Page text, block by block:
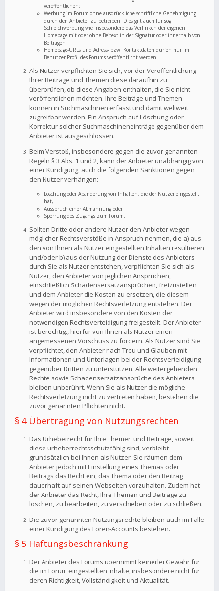
veröffentlichen;
Werbung im Forum ohne ausdrückliche schriftliche Genehmigung
durch den Anbieter zu betreiben. Dies gilt auch für sog.
Schleichwerbung wie insbesondere das Verlinken der eigenen
Homepage mit oder ohne Beitext in der Signatur oder innerhalb von
Beiträgen.
Homepage-URLs und Adress- bzw. Kontaktdaten dürfen nur im
Benutzer-Profil des Forums veröffentlicht werden.
Als Nutzer verpflichten Sie sich, vor der Veröffentlichung
Ihrer Beiträge und Themen diese daraufhin zu
überprüfen, ob diese Angaben enthalten, die Sie nicht
veröffentlichen möchten. Ihre Beiträge und Themen
können in Suchmaschinen erfasst und damit weltweit
zugreifbar werden. Ein Anspruch auf Löschung oder
Korrektur solcher Suchmaschineneinträge gegenüber dem
Anbieter ist ausgeschlossen.
Beim Verstoß, insbesondere gegen die zuvor genannten
Regeln § 3 Abs. 1 und 2, kann der Anbieter unabhängig von
einer Kündigung, auch die folgenden Sanktionen gegen
den Nutzer verhängen:
Löschung oder Abänderung von Inhalten, die der Nutzer eingestellt
hat,
Ausspruch einer Abmahnung oder
Sperrung des Zugangs zum Forum.
Sollten Dritte oder andere Nutzer den Anbieter wegen
möglicher Rechtsverstöße in Anspruch nehmen, die a) aus
den von Ihnen als Nutzer eingestellten Inhalten resultieren
und/oder b) aus der Nutzung der Dienste des Anbieters
durch Sie als Nutzer entstehen, verpflichten Sie sich als
Nutzer, den Anbieter von jeglichen Ansprüchen,
einschließlich Schadensersatzansprüchen, freizustellen
und dem Anbieter die Kosten zu ersetzen, die diesem
wegen der möglichen Rechtsverletzung entstehen. Der
Anbieter wird insbesondere von den Kosten der
notwendigen Rechtsverteidigung freigestellt. Der Anbieter
ist berechtigt, hierfür von Ihnen als Nutzer einen
angemessenen Vorschuss zu fordern. Als Nutzer sind Sie
verpflichtet, den Anbieter nach Treu und Glauben mit
Informationen und Unterlagen bei der Rechtsverteidigung
gegenüber Dritten zu unterstützen. Alle weitergehenden
Rechte sowie Schadensersatzansprüche des Anbieters
bleiben unberührt. Wenn Sie als Nutzer die mögliche
Rechtsverletzung nicht zu vertreten haben, bestehen die
zuvor genannten Pflichten nicht.
§ 4 Übertragung von Nutzungsrechten
Das Urheberrecht für Ihre Themen und Beiträge, soweit
diese urheberrechtsschutzfähig sind, verbleibt
grundsätzlich bei Ihnen als Nutzer. Sie räumen dem
Anbieter jedoch mit Einstellung eines Themas oder
Beitrags das Recht ein, das Thema oder den Beitrag
dauerhaft auf seinen Webseiten vorzuhalten. Zudem hat
der Anbieter das Recht, Ihre Themen und Beiträge zu
löschen, zu bearbeiten, zu verschieben oder zu schließen.
Die zuvor genannten Nutzungsrechte bleiben auch im Falle
einer Kündigung des Foren-Accounts bestehen.
§ 5 Haftungsbeschränkung
Der Anbieter des Forums übernimmt keinerlei Gewähr für
die im Forum eingestellten Inhalte, insbesondere nicht für
deren Richtigkeit, Vollständigkeit und Aktualität.